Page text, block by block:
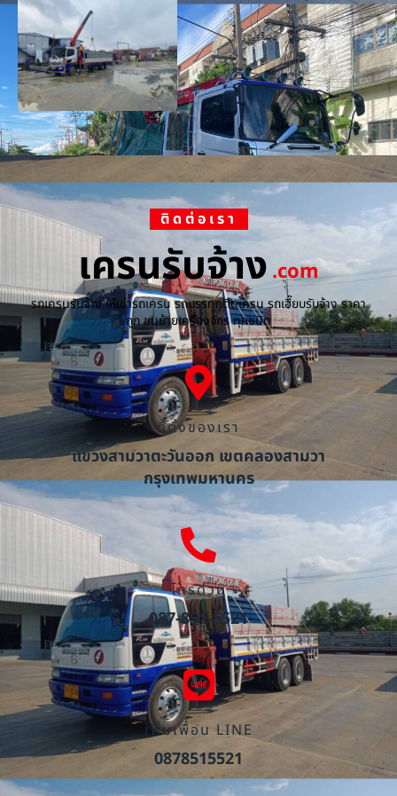
ติดต่อเรา
เครนรับจ้าง.com
รถเครนรับจ้าง ให้เช่ารถเครน รถบรรทุกติดเครน รถเฮี๊ยบรับจ้าง ราคา
ถูก ขนย้ายเครื่องจักร ทุกชนิด
ที่ตั้งของเรา
แขวงสามวาตะวันออก เขตคลองสามวา
กรุงเทพมหานคร
โทรด่วน
087-851-5521
เพิ่มเพื่อน LINE
0878515521